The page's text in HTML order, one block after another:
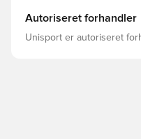
Autoriseret forhandler
Unisport er autoriseret